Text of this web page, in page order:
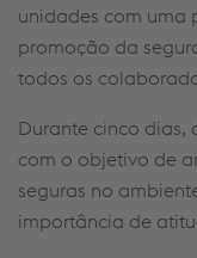
unidades com uma
promoção da
todos os
Durante cinco dias,
com o objetivo de
seguras no
importância de